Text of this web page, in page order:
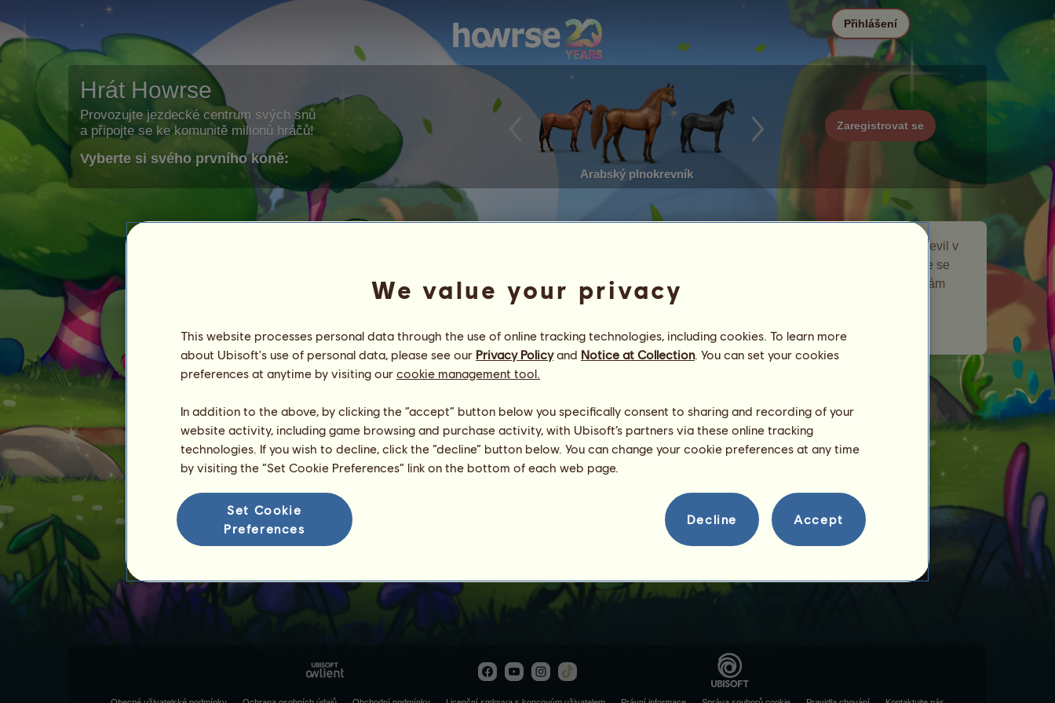
Hrát Howrse
Provozujte jezdecké centrum svých snů
a připojte se ke komunitě milionů hráčů!
Vyberte si svého prvního koně:
Arabský plnokrevník
Zaregistrovat se
Přihlášení
Donkeycorn
Donkeycorn je toulavý kůň, který se objevil v
události toulaví koně. Krátce se
zdržel na vaší chovné farmě a nechal vám
Počet navštívených hráčů:
We value your privacy
This website processes personal data through the use of online tracking technologies, including cookies. To learn more
about Ubisoft's use of personal data, please see our Privacy Policyand Notice at Collection. You can set your cookies
preferences at anytime by visiting our cookie management tool.
In addition to the above, by clicking the “accept” button below you specifically consent to sharing and recording of your
website activity, including game browsing and purchase activity, with Ubisoft’s partners via these online tracking
technologies. If you wish to decline, click the “decline” button below. You can change your cookie preferences at any time
by visiting the “Set Cookie Preferences” link on the bottom of each web page.
Set Cookie
Preferences
Decline Accept